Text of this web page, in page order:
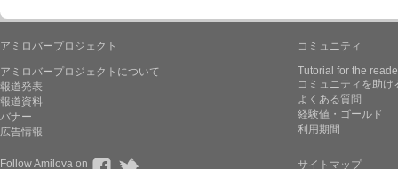
アミロバープロジェクト
アミロバープロジェクトについて
報道発表
報道資料
バナー
広告情報
コミュニティ
Tutorial for the
コミュニティを助け
よくある質問
経験値・ゴールド
利用期間
Follow Amilova on サイトマップ